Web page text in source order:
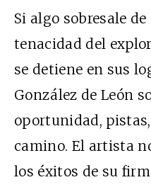
Si algo sobresale
tenacidad del
se detiene en sus
González de León
oportunidad,
camino. El artista
los éxitos de su